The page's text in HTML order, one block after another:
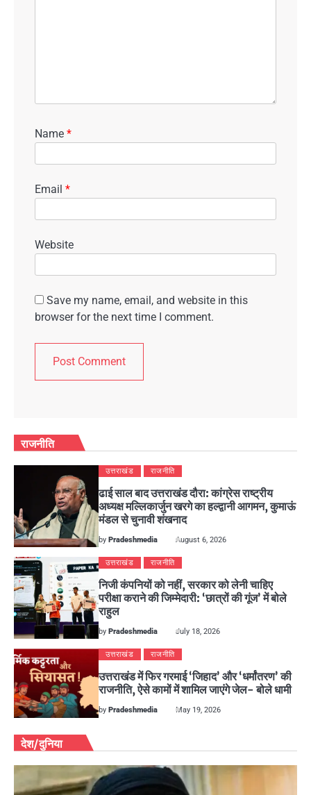
Name *
Email *
Website
Save my name, email, and website in this
browser for the next time I comment.
राजनीति
उत्तराखंड राजनीति
ढाई साल बाद उत्तराखंड दौरा: कांग्रेस राष्ट्रीय
अध्यक्ष मल्लिकार्जुन खरगे का हल्द्वानी आगमन, कुमाऊं
मंडल से चुनावी शंखनाद
byPradeshmedia August 6, 2026
उत्तराखंड राजनीति
निजी कंपनियों को नहीं, सरकार को लेनी चाहिए
परीक्षा कराने की जिम्मेदारी: ‘छात्रों की गूंज’ में बोले
राहुल
byPradeshmedia July 18, 2026
उत्तराखंड राजनीति
उत्तराखंड में फिर गरमाई ‘जिहाद’ और ‘धर्मांतरण’ की
राजनीति, ऐसे कामों में शामिल जाएंगे जेल- बोले धामी
byPradeshmedia May 19, 2026
देश/दुनिया